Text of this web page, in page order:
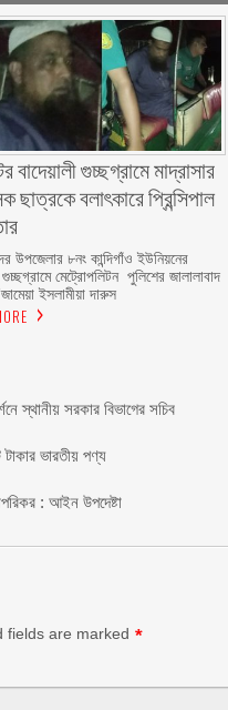
বাদেয়ালী গুচ্ছগ্রামে মাদ্রাসার
ছাত্রকে বলাৎকারে প্রিন্সিপাল
উপজেলার ৮নং কান্দিগাঁও ইউনিয়নের
গুচ্ছগ্রামে মেট্রোপলিটন পুলিশের জালালাবাদ
ইসলামীয়া দারুস
স্থানীয় সরকার বিভাগের সচিব
ভারতীয় পণ্য
: আইন উপদেষ্টা
fields are marked *